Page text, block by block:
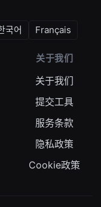
국어 Français
关于我们
关于我们
提交工具
服务条款
隐私政策
Cookie政策